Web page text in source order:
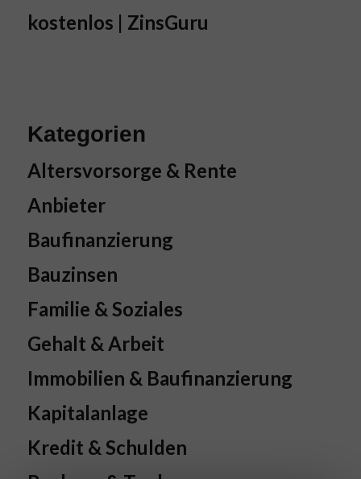
kostenlos | ZinsGuru
Kategorien
Altersvorsorge & Rente
Anbieter
Baufinanzierung
Bauzinsen
Familie & Soziales
Gehalt & Arbeit
Immobilien & Baufinanzierung
Kapitalanlage
Kredit & Schulden